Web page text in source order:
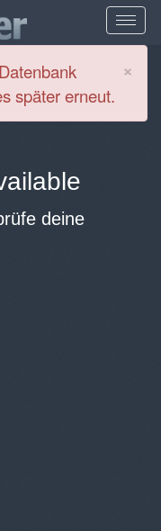
×
später erneut.
deine